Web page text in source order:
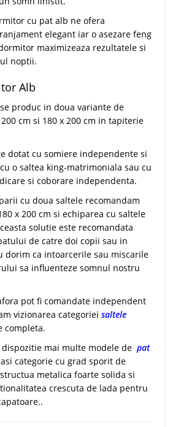
cu pat alb ne ofera
elegant iar o asezare feng
maximizeaza rezultatele si
noptii.
Alb
produc in doua variante de
cm si 180 x 200 cm in tapiterie
dotat cu somiere independente si
o saltea king-matrimoniala sau cu
si coborare independenta.
cu doua saltele recomandam
x 200 cm si echiparea cu saltele
solutie este recomandata
de catre doi copii sau in
dorim ca intoarcerile sau miscarile
sa influenteze somnul nostru
pot fi comandate independent
vizionarea categoriei saltele
completa.
mai multe modele de pat
categorie cu grad sporit de
metalica foarte solida si
crescuta de lada pentru